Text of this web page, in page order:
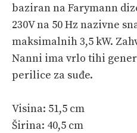
baziran na Farymann
230V na 50 Hz nazivne
maksimalnih 3,5 kW.
Nanni ima vrlo tihi
perilice za suđe.
Visina: 51,5 cm
Širina: 40,5 cm